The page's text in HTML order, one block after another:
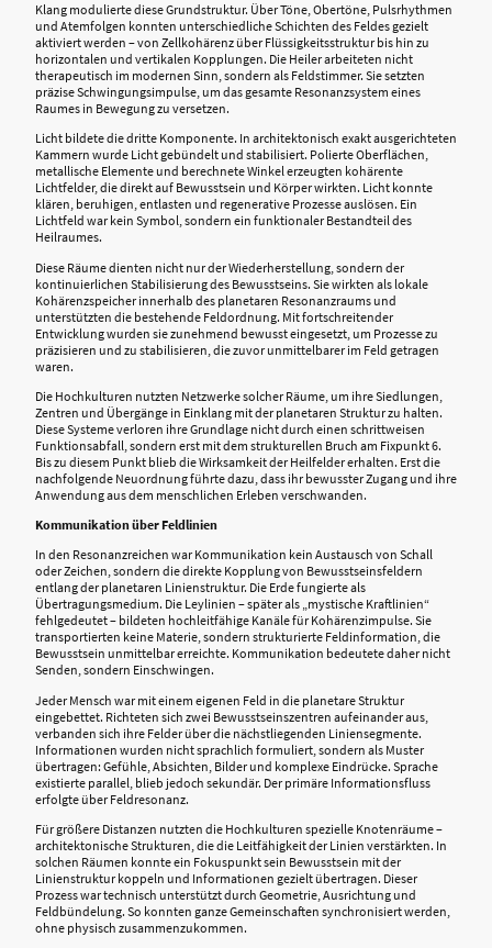
Klang modulierte diese Grundstruktur. Über Töne, Obertöne, Pulsrhythmen
und Atemfolgen konnten unterschiedliche Schichten des Feldes gezielt
aktiviert werden – von Zellkohärenz über Flüssigkeitsstruktur bis hin zu
horizontalen und vertikalen Kopplungen. Die Heiler arbeiteten nicht
therapeutisch im modernen Sinn, sondern als Feldstimmer. Sie setzten
präzise Schwingungsimpulse, um das gesamte Resonanzsystem eines
Raumes in Bewegung zu versetzen.
Licht bildete die dritte Komponente. In architektonisch exakt ausgerichteten
Kammern wurde Licht gebündelt und stabilisiert. Polierte Oberflächen,
metallische Elemente und berechnete Winkel erzeugten kohärente
Lichtfelder, die direkt auf Bewusstsein und Körper wirkten. Licht konnte
klären, beruhigen, entlasten und regenerative Prozesse auslösen. Ein
Lichtfeld war kein Symbol, sondern ein funktionaler Bestandteil des
Heilraumes.
Diese Räume dienten nicht nur der Wiederherstellung, sondern der
kontinuierlichen Stabilisierung des Bewusstseins. Sie wirkten als lokale
Kohärenzspeicher innerhalb des planetaren Resonanzraums und
unterstützten die bestehende Feldordnung. Mit fortschreitender
Entwicklung wurden sie zunehmend bewusst eingesetzt, um Prozesse zu
präzisieren und zu stabilisieren, die zuvor unmittelbarer im Feld getragen
waren.
Die Hochkulturen nutzten Netzwerke solcher Räume, um ihre Siedlungen,
Zentren und Übergänge in Einklang mit der planetaren Struktur zu halten.
Diese Systeme verloren ihre Grundlage nicht durch einen schrittweisen
Funktionsabfall, sondern erst mit dem strukturellen Bruch am Fixpunkt 6.
Bis zu diesem Punkt blieb die Wirksamkeit der Heilfelder erhalten. Erst die
nachfolgende Neuordnung führte dazu, dass ihr bewusster Zugang und ihre
Anwendung aus dem menschlichen Erleben verschwanden.
Kommunikation über Feldlinien
In den Resonanzreichen war Kommunikation kein Austausch von Schall
oder Zeichen, sondern die direkte Kopplung von Bewusstseinsfeldern
entlang der planetaren Linienstruktur. Die Erde fungierte als
Übertragungsmedium. Die Leylinien – später als „mystische Kraftlinien“
fehlgedeutet – bildeten hochleitfähige Kanäle für Kohärenzimpulse. Sie
transportierten keine Materie, sondern strukturierte Feldinformation, die
Bewusstsein unmittelbar erreichte. Kommunikation bedeutete daher nicht
Senden, sondern Einschwingen.
Jeder Mensch war mit einem eigenen Feld in die planetare Struktur
eingebettet. Richteten sich zwei Bewusstseinszentren aufeinander aus,
verbanden sich ihre Felder über die nächstliegenden Liniensegmente.
Informationen wurden nicht sprachlich formuliert, sondern als Muster
übertragen: Gefühle, Absichten, Bilder und komplexe Eindrücke. Sprache
existierte parallel, blieb jedoch sekundär. Der primäre Informationsfluss
erfolgte über Feldresonanz.
Für größere Distanzen nutzten die Hochkulturen spezielle Knotenräume –
architektonische Strukturen, die die Leitfähigkeit der Linien verstärkten. In
solchen Räumen konnte ein Fokuspunkt sein Bewusstsein mit der
Linienstruktur koppeln und Informationen gezielt übertragen. Dieser
Prozess war technisch unterstützt durch Geometrie, Ausrichtung und
Feldbündelung. So konnten ganze Gemeinschaften synchronisiert werden,
ohne physisch zusammenzukommen.